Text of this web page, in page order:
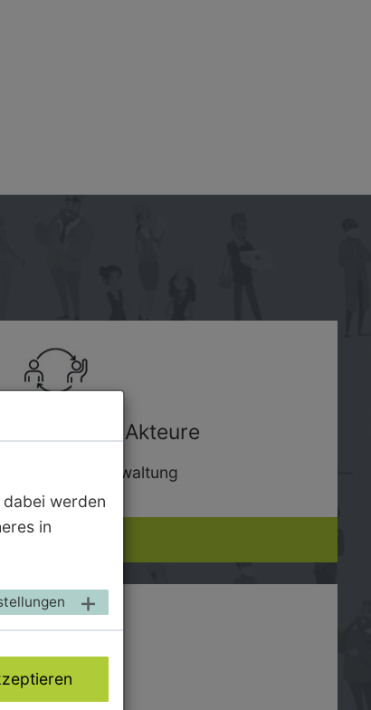
für weitere Akteure
Wirtschaft, Verwaltung
Weiterlesen
werden
in